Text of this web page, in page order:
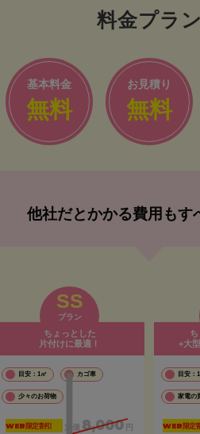
料金プラン
基本料金
無料
お見積り
無料
他社だとかかる費用もす
SS
プラン
ちょっとした
片付けに最適！
目安：1㎡ カゴ車
少々のお荷物
WEB限定割引 定価 8,000 円
+大
目安：
家電の
WEB限定